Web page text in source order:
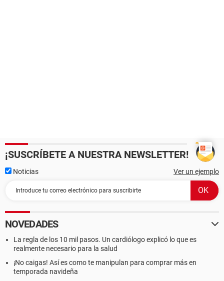
¡SUSCRÍBETE A NUESTRA NEWSLETTER!
Noticias Ver un ejemplo
NOVEDADES
La regla de los 10 mil pasos. Un cardiólogo explicó lo que es
realmente necesario para la salud
¡No caigas! Así es como te manipulan para comprar más en
temporada navideña